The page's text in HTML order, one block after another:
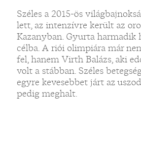
Széles a 2015-ös
lett, az intenzívre került az
Kazanyban. Gyurta harmadik
célba. A riói olimpiára már
fel, hanem Virth Balázs, aki
volt a stábban. Széles
egyre kevesebbet járt az
pedig meghalt.